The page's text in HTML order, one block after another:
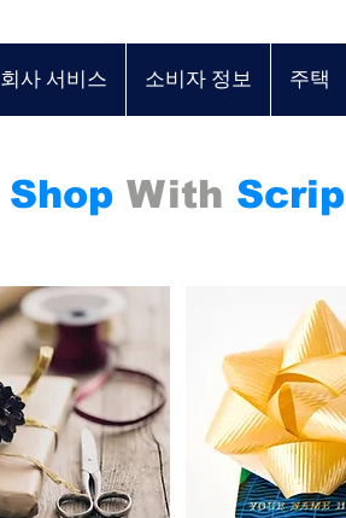
회사 서비스 소비자 정보 주택
Shop With Scrip